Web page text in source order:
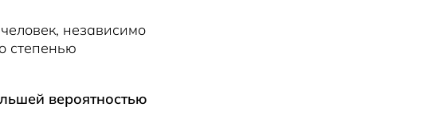
независимо
степенью
вероятностью